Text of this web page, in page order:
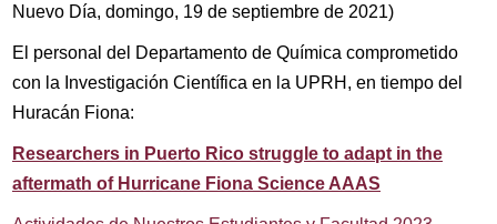
Nuevo Día, domingo, 19 de septiembre de 2021)
El personal del Departamento de Química comprometido
con la Investigación Científica en la UPRH, en tiempo del
Huracán Fiona:
Researchers in Puerto Rico struggle to adapt in the
aftermath of Hurricane Fiona Science AAAS